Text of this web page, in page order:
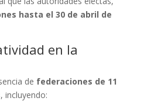
hasta el 30 de abril de
en la
de federaciones de 11
, incluyendo: